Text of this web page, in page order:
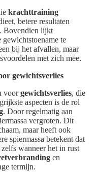
krachttraining
betere resultaten
Bovendien lijkt
te
bij het afvallen, maar
met zich mee.
gewichtsverlies
voorgewichtsverlies, die
aspecten is de rol
. Door regelmatig aan
vergroten. Dit
maar heeft ook
spiermassa betekent dat
wanneer het in rust
en
termijn.